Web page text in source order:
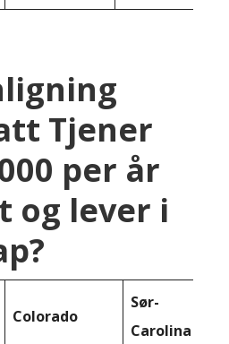
Tjener
per år
og lever i
Colorado
Sør-
Carolina